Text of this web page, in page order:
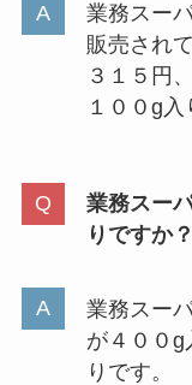
業務スー
販売され
３１５円
１００g入
業務スー
りですか？
業務スー
が４００g
りです。